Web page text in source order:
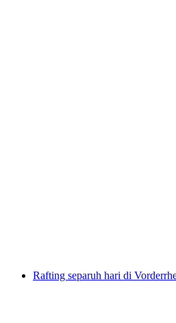
Rafting separuh hari di